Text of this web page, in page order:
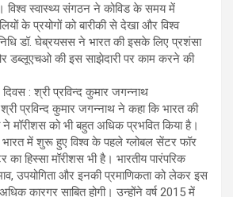
विश्व स्वास्थ्य संगठन ने कोविड के समय में
के प्रयोगों को बारीकी से देखा और विश्व
डॉ. घेब्रयसस ने भारत की इसके लिए प्रशंसा
डब्लूएचओ की इस साझेदारी पर काम करने की
: श्री प्रविन्द कुमार जगन्नाथ
प्रविन्द कुमार जगन्नाथ ने कहा कि भारत की
ने मॉरीशस को भी बहुत अधिक प्रभवित किया है।
भारत में शुरू हुए विश्व के पहले ग्लोबल सेंटर फॉर
हिस्सा मॉरीशस भी है। भारतीय पारंपरिक
उपयोगिता और इनकी प्रमाणिकता को लेकर इस
कारगर साबित होगी। उन्होंने वर्ष 2015 में